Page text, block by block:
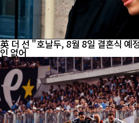
英 더 선 "호날두, 8월 8일 결혼식
인 없어